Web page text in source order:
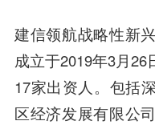
建信领航战略性新
成立于2019年3月
17家出资人。包括
区经济发展有限公